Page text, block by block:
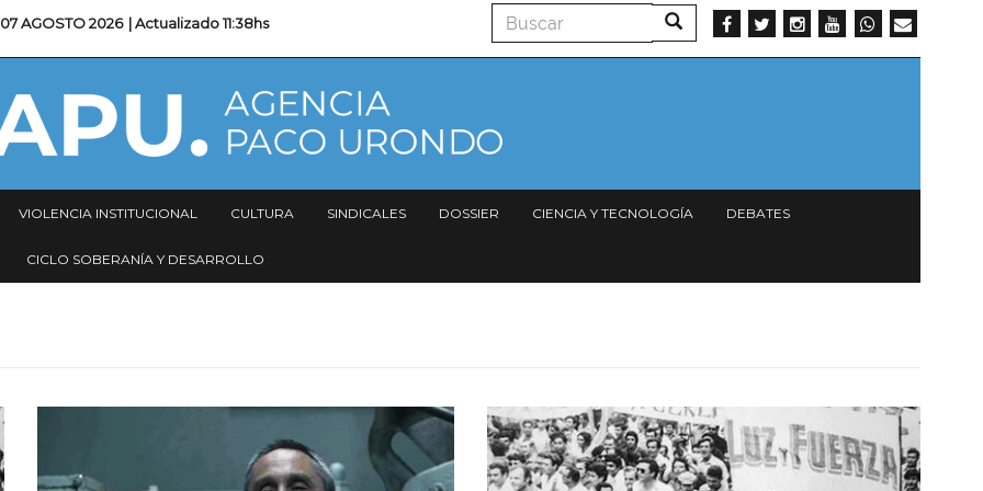
07 AGOSTO 2026 | Actualizado11:38hs Buscar Buscar
VIOLENCIA INSTITUCIONAL CULTURA SINDICALES DOSSIER CIENCIA Y TECNOLOGÍA DEBATES
CICLO SOBERANÍA Y DESARROLLO
Imagen